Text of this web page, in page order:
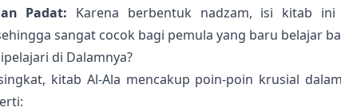
Padat: Karena berbentuk nadzam, isi kitab
sangat cocok bagi pemula yang baru belajar
di Dalamnya?
kitab Al-Ala mencakup poin-poin krusial